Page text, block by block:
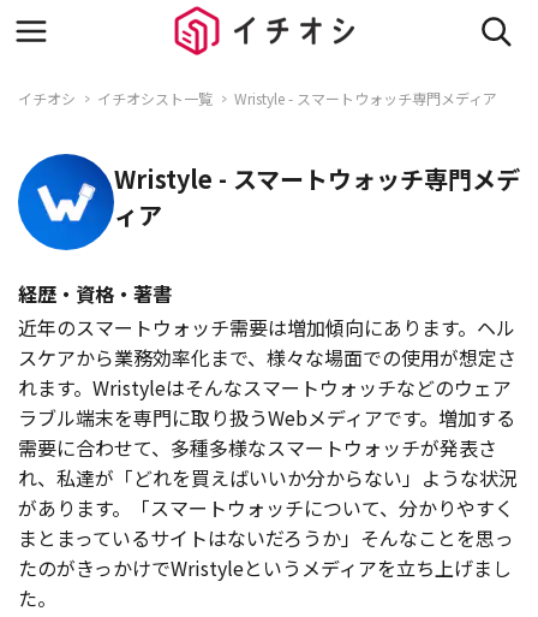
イチオシ イチオシスト一覧 Wristyle - スマートウォッチ専門メディア
Wristyle - スマートウォッチ専門メデ
ィア
経歴・資格・著書
近年のスマートウォッチ需要は増加傾向にあります。ヘル
スケアから業務効率化まで、様々な場面での使用が想定さ
れます。Wristyleはそんなスマートウォッチなどのウェア
ラブル端末を専門に取り扱うWebメディアです。増加する
需要に合わせて、多種多様なスマートウォッチが発表さ
れ、私達が「どれを買えばいいか分からない」ような状況
があります。「スマートウォッチについて、分かりやすく
まとまっているサイトはないだろうか」そんなことを思っ
たのがきっかけでWristyleというメディアを立ち上げまし
た。